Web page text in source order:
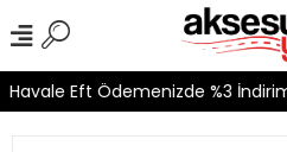
Eft Ödemenizde %3 İndirim !